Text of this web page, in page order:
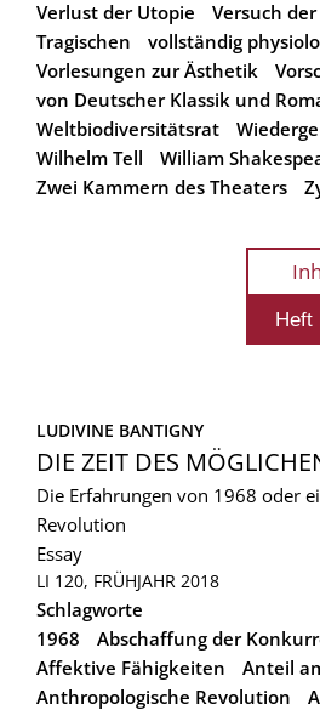
Verlust der Utopie
Versuch
Tragischen
vollständig
Vorlesungen zur Ästhetik
von Deutscher Klassik und
Weltbiodiversitätsrat
Wilhelm Tell
William
Zwei Kammern des Theaters
LUDIVINE BANTIGNY
DIE ZEIT DES
Die Erfahrungen von 1968 oder
Revolution
Essay
LI 120, FRÜHJAHR 2018
Schlagworte
1968
Abschaffung der
Affektive Fähigkeiten
Anteil
Anthropologische Revolution